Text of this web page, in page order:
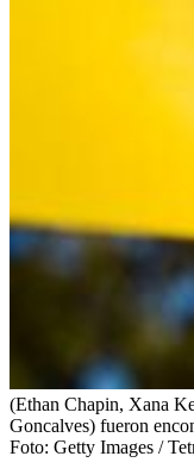
(Ethan Chapin, Xana
Goncalves) fueron
Foto: Getty Images /